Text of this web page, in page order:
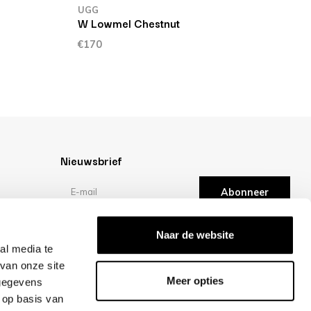
media te
onze site
basis van
Naar de website
Meer opties
UGG
W Lowmel Chestnut
€170
Nieuwsbrief
Abonneer
/10 -